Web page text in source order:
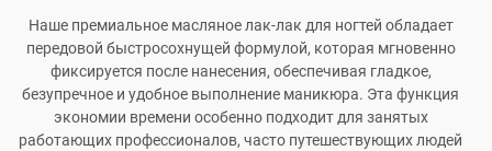
Наше премиальное масляное лак-лак для ногтей обладает
передовой быстросохнущей формулой, которая мгновенно
фиксируется после нанесения, обеспечивая гладкое,
безупречное и удобное выполнение маникюра. Эта функция
экономии времени особенно подходит для занятых
работающих профессионалов, часто путешествующих людей